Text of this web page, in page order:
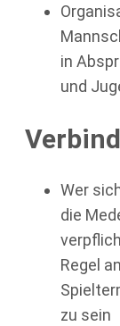
in
und
Wer
die
Regel
zu sein